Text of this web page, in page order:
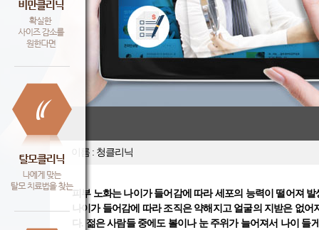
피부질환치료
백옥
신데
슈
셀렉
이름 : 청클리닉
피부 노화는 나이가 들어감에 따라 세포의 능력이 떨어져
나 이가 들어감에 따라 조직은 약해지고 얼굴의 지받은 없
다. 젊은 사람들 중에도 볼이나 눈 주위가 늘어져서 나이 들